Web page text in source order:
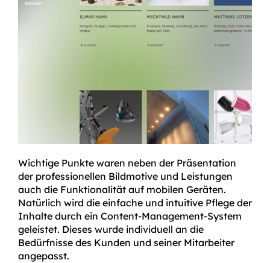
Wichtige Punkte waren neben der Präsentation
der professionellen Bildmotive und Leistungen
auch die Funktionalität auf mobilen Geräten.
Natürlich wird die einfache und intuitive Pflege der
Inhalte durch ein Content-Management-System
geleistet. Dieses wurde individuell an die
Bedürfnisse des Kunden und seiner Mitarbeiter
angepasst.